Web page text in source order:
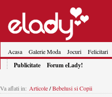
Acasa Galerie Moda Jocuri Felicitari
Publicitate Forum eLady!
Va aflati in: Articole/Bebelusi si Copii